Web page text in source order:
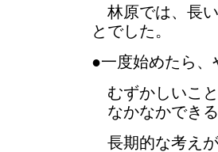
林原では、長
とでした。
●一度始めたら
むずかしいこ
なかなかでき
長期的な考え